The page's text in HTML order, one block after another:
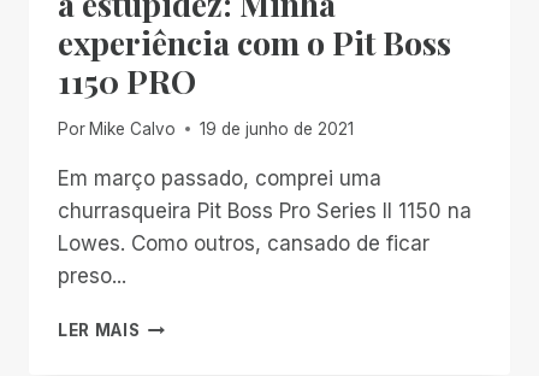
experiência com o Pit Boss
1150 PRO
Por Mike Calvo 19 de junho de 2021
Em março passado, comprei uma
churrasqueira Pit Boss Pro Series II 1150 na
Lowes. Como outros, cansado de ficar
preso...
LER MAIS